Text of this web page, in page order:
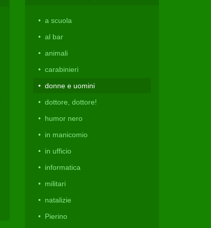
a scuola
al bar
animali
carabinieri
donne e uomini
dottore, dottore!
humor nero
in manicomio
in ufficio
informatica
militari
natalizie
Pierino